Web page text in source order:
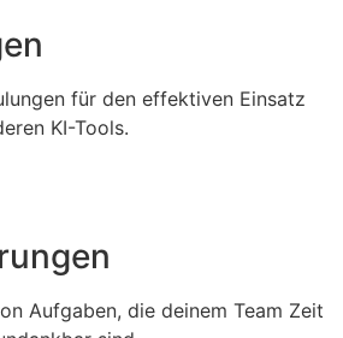
für den effektiven Einsatz
KI-Tools.
Aufgaben, die deinem Team Zeit